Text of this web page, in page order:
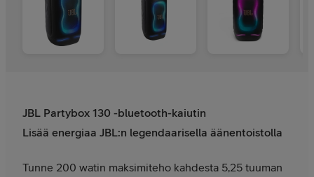
JBL Partybox 130 -bluetooth-kaiutin
Lisää energiaa JBL:n legendaarisella äänentoistolla
Tunne 200 watin maksimiteho kahdesta 5,25 tuuman